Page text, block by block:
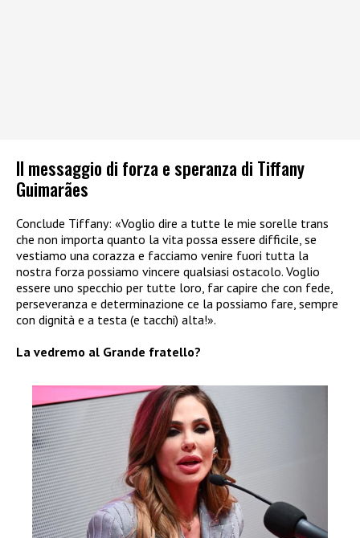
Il messaggio di forza e speranza di Tiffany
Guimarães
Conclude Tiffany: «Voglio dire a tutte le mie sorelle trans
che non importa quanto la vita possa essere difficile, se
vestiamo una corazza e facciamo venire fuori tutta la
nostra forza possiamo vincere qualsiasi ostacolo. Voglio
essere uno specchio per tutte loro, far capire che con fede,
perseveranza e determinazione ce la possiamo fare, sempre
con dignità e a testa (e tacchi) alta!».
La vedremo al Grande fratello?